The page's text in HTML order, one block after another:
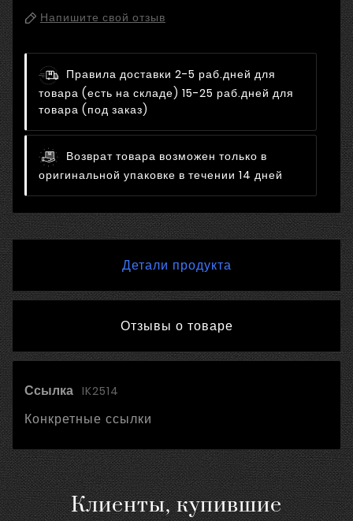
Напишите свой отзыв
Правила доставки 2-5 раб.дней для
товара (есть на складе) 15-25 раб.дней для
товара (под заказ)
Возврат товара возможен только в
оригинальной упаковке в течении 14 дней
Детали продукта
Отзывы о товаре
Ссылка IK2514
Конкретные ссылки
Клиенты, купившие